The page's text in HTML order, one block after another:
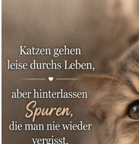
ACTINPUT
Flared...